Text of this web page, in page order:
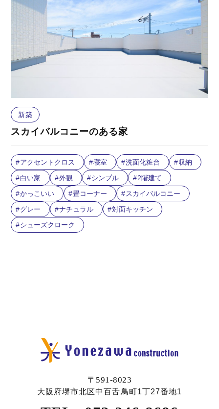
新築
スカイバルコニーのある家
アクセントクロス 寝室 洗面化粧台
収納
白い家
外観 シンプル
2階建て
かっこいい
畳コーナー
スカイバルコニー
グレー
ナチュラル
対面キッチン
シューズクローク
〒591-8023
大阪府堺市北区中百舌鳥町1丁27番地1